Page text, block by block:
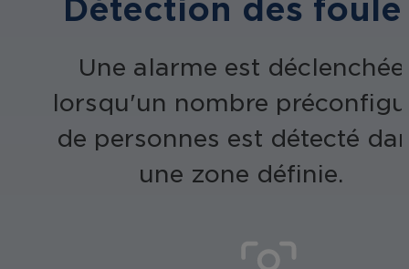
Détection des
Une alarme est déclenchée
lorsqu'un nombre
de personnes est détecté
une zone définie.